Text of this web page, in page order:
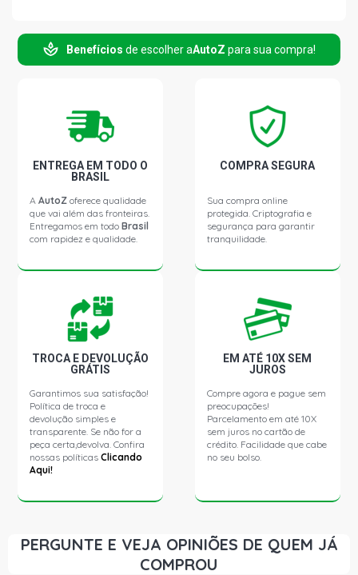
OGGI CS SEDAN 1.3 8V 127A2011 GASOLINA (1984 -
1986)
SPAZIO L HATCH 1.3 8V 127A2011 GASOLINA (1982 -
UNO S HATCH 1.3 8V 127A2011 GASOLINA (1984 - 1987)
UNO CS HATCH 1.3 8V GASOLINA (1984 - 1987)
Benefícios de escolher aAutoZ para sua compra!
ENTREGA EM TODO O
BRASIL
AAutoZ oferece qualidade
que vai além das fronteiras.
Entregamos em todoBrasil
com rapidez e qualidade.
COMPRA SEGURA
Sua compra online
protegida. Criptografia e
segurança para garantir
tranquilidade.
TROCA E DEVOLUÇÃO
GRÁTIS
Garantimos sua satisfação!
Política de troca e
devolução simples e
transparente. Se não for a
peça certa,devolva. Confira
nossas políticasClicando
Aqui!
EM ATÉ 10X SEM
JUROS
Compre agora e pague sem
preocupações!
Parcelamento em até 10X
sem juros no cartão de
crédito. Facilidade que cabe
no seu bolso.
PERGUNTE E VEJA OPINIÕES DE QUEM JÁ
COMPROU